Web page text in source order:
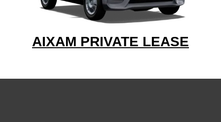
AIXAM PRIVATE LEASE